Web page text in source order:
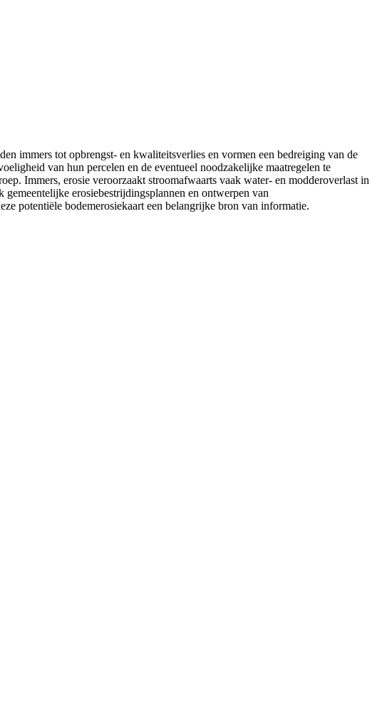
immers tot opbrengst- en kwaliteitsverlies en vormen een bedreiging van de
van hun percelen en de eventueel noodzakelijke maatregelen te
Immers, erosie veroorzaakt stroomafwaarts vaak water- en modderoverlast in
erosiebestrijdingsplannen en ontwerpen van
potentiële bodemerosiekaart een belangrijke bron van informatie.